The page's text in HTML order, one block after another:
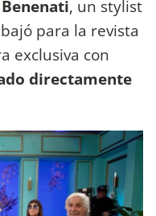
, un stylist
para la revista
exclusiva con
directamente